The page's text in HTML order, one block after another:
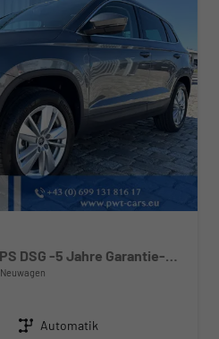
EXTRA 2,0 TDI 4x4 150 PS DSG -5 Jahre Garantie-Anhängerkupplung-ACC Tempomat-NAVI-AppleCarPlay-AndroidAuto-Sunset-2-Zonen-Klima-17''Alu-Rückfahrkamera-Sofort
Neuwagen
Getriebe Automatik